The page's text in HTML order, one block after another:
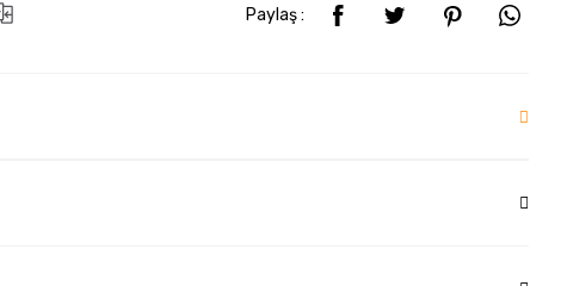
Paylaş :